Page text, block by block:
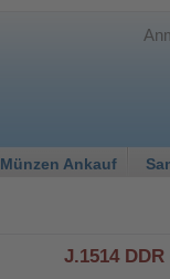
Münzen Ankauf
J.1514